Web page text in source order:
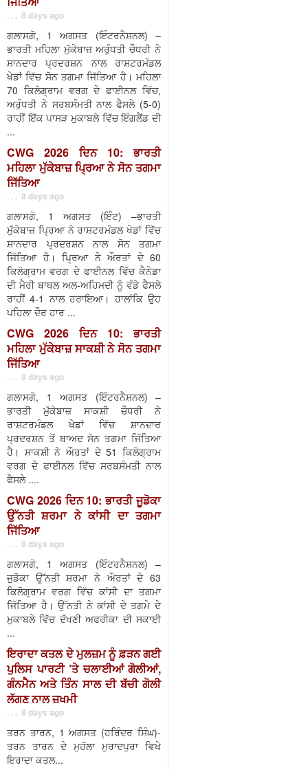
. . . 8 days ago
ਗਲਾਸਗੋ, 1 ਅਗਸਤ (ਇੰਟਰਨੈਸ਼ਨਲ) –
ਭਾਰਤੀ ਮਹਿਲਾ ਮੁੱਕੇਬਾਜ਼ ਅਰੁੰਧਤੀ ਚੌਧਰੀ ਨੇ
ਸ਼ਾਨਦਾਰ ਪ੍ਰਦਰਸ਼ਨ ਨਾਲ ਰਾਸ਼ਟਰਮੰਡਲ
ਖੇਡਾਂ ਵਿੱਚ ਸੋਨ ਤਗਮਾ ਜਿੱਤਿਆ ਹੈ। ਮਹਿਲਾ
70 ਕਿਲੋਗ੍ਰਾਮ ਵਰਗ ਦੇ ਫਾਈਨਲ ਵਿੱਚ,
ਅਰੁੰਧਤੀ ਨੇ ਸਰਬਸੰਮਤੀ ਨਾਲ ਫੈਸਲੇ (5-0)
ਰਾਹੀਂ ਇੱਕ ਪਾਸੜ ਮੁਕਾਬਲੇ ਵਿੱਚ ਇੰਗਲੈਂਡ ਦੀ
...
CWG 2026 ਦਿਨ 10: ਭਾਰਤੀ
ਮਹਿਲਾ ਮੁੱਕੇਬਾਜ਼ ਪ੍ਰਿਆ ਨੇ ਸੋਨ ਤਗਮਾ
ਜਿੱਤਿਆ
. . . 8 days ago
ਗਲਾਸਗੋ, 1 ਅਗਸਤ (ਇੰਟ) –ਭਾਰਤੀ
ਮੁੱਕੇਬਾਜ਼ ਪ੍ਰਿਆ ਨੇ ਰਾਸ਼ਟਰਮੰਡਲ ਖੇਡਾਂ ਵਿੱਚ
ਸ਼ਾਨਦਾਰ ਪ੍ਰਦਰਸ਼ਨ ਨਾਲ ਸੋਨ ਤਗਮਾ
ਜਿੱਤਿਆ ਹੈ। ਪ੍ਰਿਆ ਨੇ ਔਰਤਾਂ ਦੇ 60
ਕਿਲੋਗ੍ਰਾਮ ਵਰਗ ਦੇ ਫਾਈਨਲ ਵਿੱਚ ਕੈਨੇਡਾ
ਦੀ ਮੈਰੀ ਬਾਥਲ ਅਲ-ਅਹਿਮਦੀ ਨੂੰ ਵੰਡੇ ਫੈਸਲੇ
ਰਾਹੀਂ 4-1 ਨਾਲ ਹਰਾਇਆ। ਹਾਲਾਂਕਿ ਉਹ
ਪਹਿਲਾ ਦੌਰ ਹਾਰ ...
CWG 2026 ਦਿਨ 10: ਭਾਰਤੀ
ਮਹਿਲਾ ਮੁੱਕੇਬਾਜ਼ ਸਾਕਸ਼ੀ ਨੇ ਸੋਨ ਤਗਮਾ
ਜਿੱਤਿਆ
. . . 8 days ago
ਗਲਾਸਗੋ, 1 ਅਗਸਤ (ਇੰਟਰਨੈਸ਼ਨਲ) –
ਭਾਰਤੀ ਮੁੱਕੇਬਾਜ਼ ਸਾਕਸ਼ੀ ਚੌਧਰੀ ਨੇ
ਰਾਸ਼ਟਰਮੰਡਲ ਖੇਡਾਂ ਵਿੱਚ ਸ਼ਾਨਦਾਰ
ਪ੍ਰਦਰਸ਼ਨ ਤੋਂ ਬਾਅਦ ਸੋਨ ਤਗਮਾ ਜਿੱਤਿਆ
ਹੈ। ਸਾਕਸ਼ੀ ਨੇ ਔਰਤਾਂ ਦੇ 51 ਕਿਲੋਗ੍ਰਾਮ
ਵਰਗ ਦੇ ਫਾਈਨਲ ਵਿੱਚ ਸਰਬਸੰਮਤੀ ਨਾਲ
ਫੈਸਲੇ ....
CWG 2026 ਦਿਨ 10: ਭਾਰਤੀ ਜੂਡੋਕਾ
ਉੱਨਤੀ ਸ਼ਰਮਾ ਨੇ ਕਾਂਸੀ ਦਾ ਤਗਮਾ
ਜਿੱਤਿਆ
. . . 8 days ago
ਗਲਾਸਗੋ, 1 ਅਗਸਤ (ਇੰਟਰਨੈਸ਼ਨਲ) –
ਜੁਡੋਕਾ ਉੱਨਤੀ ਸ਼ਰਮਾ ਨੇ ਔਰਤਾਂ ਦੇ 63
ਕਿਲੋਗ੍ਰਾਮ ਵਰਗ ਵਿੱਚ ਕਾਂਸੀ ਦਾ ਤਗਮਾ
ਜਿੱਤਿਆ ਹੈ। ਉੱਨਤੀ ਨੇ ਕਾਂਸੀ ਦੇ ਤਗਮੇ ਦੇ
ਮੁਕਾਬਲੇ ਵਿੱਚ ਦੱਖਣੀ ਅਫਰੀਕਾ ਦੀ ਸਕਾਈ
...
ਇਰਾਦਾ ਕਤਲ ਦੇ ਮੁਲਜ਼ਮ ਨੂੰ ਫ਼ੜਨ ਗਈ
ਪੁਲਿਸ ਪਾਰਟੀ ’ਤੇ ਚਲਾਈਆਂ ਗੋਲੀਆਂ,
ਗੰਨਮੈਨ ਅਤੇ ਤਿੰਨ ਸਾਲ ਦੀ ਬੱਚੀ ਗੋਲੀ
ਲੱਗਣ ਨਾਲ ਜ਼ਖਮੀ
. . . 8 days ago
ਤਰਨ ਤਾਰਨ, 1 ਅਗਸਤ (ਹਰਿੰਦਰ ਸਿੰਘ)-
ਤਰਨ ਤਾਰਨ ਦੇ ਮੁਹੱਲਾ ਮੁਰਾਦਪੁਰਾ ਵਿਖੇ
ਇਰਾਦਾ ਕਤਲ...